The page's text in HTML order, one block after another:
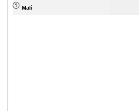
Malí